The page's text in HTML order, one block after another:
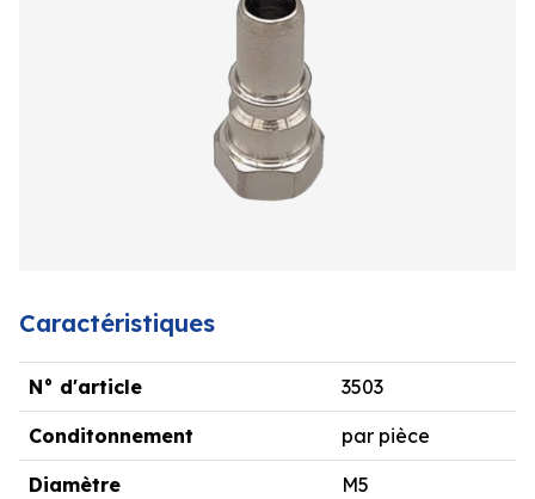
Caractéristiques
N° d'article 3503
Conditonnement par pièce
Diamètre M5